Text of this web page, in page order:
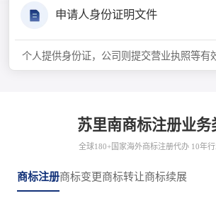
申请人身份证明文件
个人提供身份证，公司则提交营业执照等有
苏里南商标注册业务
全球180+国家海外商标注册代办 10年
商标注册商标变更商标转让商标续展